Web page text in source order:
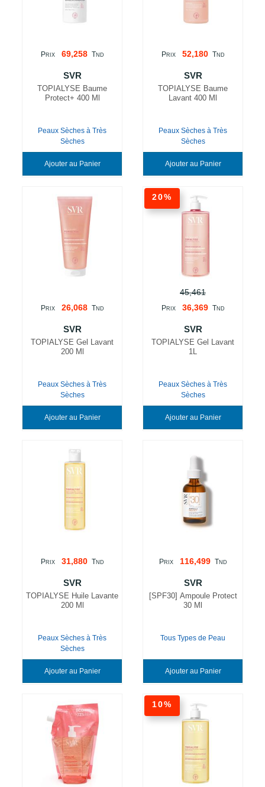
PRIX 69,258 TND
SVR
TOPIALYSE Baume
Protect+ 400 Ml
Peaux Sèches à Très
Sèches
Ajouter au Panier
PRIX 52,180 TND
SVR
TOPIALYSE Baume
Lavant 400 Ml
Peaux Sèches à Très
Sèches
Ajouter au Panier
PRIX 26,068 TND
SVR
TOPIALYSE Gel Lavant
200 Ml
Peaux Sèches à Très
Sèches
Ajouter au Panier
20%
45,461
PRIX 36,369 TND
SVR
TOPIALYSE Gel Lavant
1L
Peaux Sèches à Très
Sèches
Ajouter au Panier
PRIX 31,880 TND
SVR
TOPIALYSE Huile Lavante
200 Ml
Peaux Sèches à Très
Sèches
Ajouter au Panier
PRIX 116,499 TND
SVR
[SPF30] Ampoule Protect
30 Ml
Tous Types de Peau
Ajouter au Panier
10%